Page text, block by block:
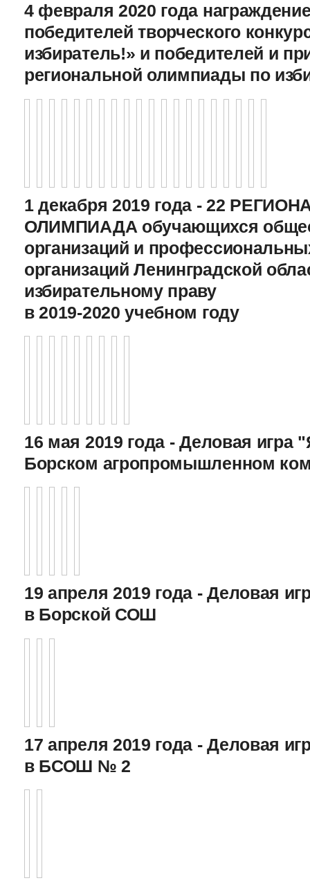
4 февраля 2020 года
победителей творческого
избиратель!» и победителей и
региональной олимпиады по
1 декабря 2019 года - 22
ОЛИМПИАДА обучающихся
организаций и
организаций Ленинградской
избирательному праву
в 2019-2020 учебном году
16 мая 2019 года - Деловая игра
Борском агропромышленном
19 апреля 2019 года - Деловая
в Борской СОШ
17 апреля 2019 года - Деловая
в БСОШ № 2